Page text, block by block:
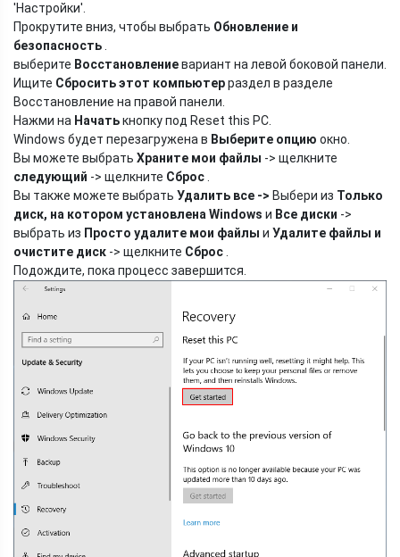
'Настройки'.
Прокрутите вниз, чтобы выбрать Обновление и
безопасность
выберите Восстановлениевариант на левой боковой панели.
Ищите Сбросить этот компьютерраздел в разделе
Восстановление на правой панели.
Нажми на Начатькнопку под Reset this PC.
Windows будет перезагружена в Выберите опцию окно.
Вы можете выбрать Храните мои файлы -> щелкните
следующий -> щелкните Сброс
Вы также можете выбрать Удалить все -> Выбери из Только
диск, на котором установлена ​​Windows и Все диски ->
выбрать из Просто удалите мои файлы и Удалите файлы и
очистите диск -> щелкните Сброс
Подождите, пока процесс завершится.